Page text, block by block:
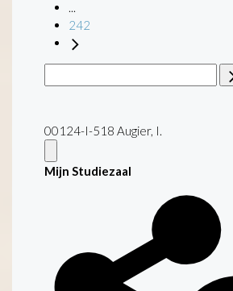
242
00124-I-518 Augier, I.
Mijn Studiezaal